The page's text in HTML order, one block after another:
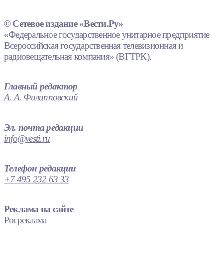
© Сетевое издание «Вести.Ру»
«Федеральное государственное унитарное предприятие
Всероссийская государственная телевизионная и
радиовещательная компания» (ВГТРК).
Главный редактор
А. А. Филипповский
Эл. почта редакции
info@vesti.ru
Телефон редакции
+7 495 232 63 33
Реклама на сайте
Росреклама